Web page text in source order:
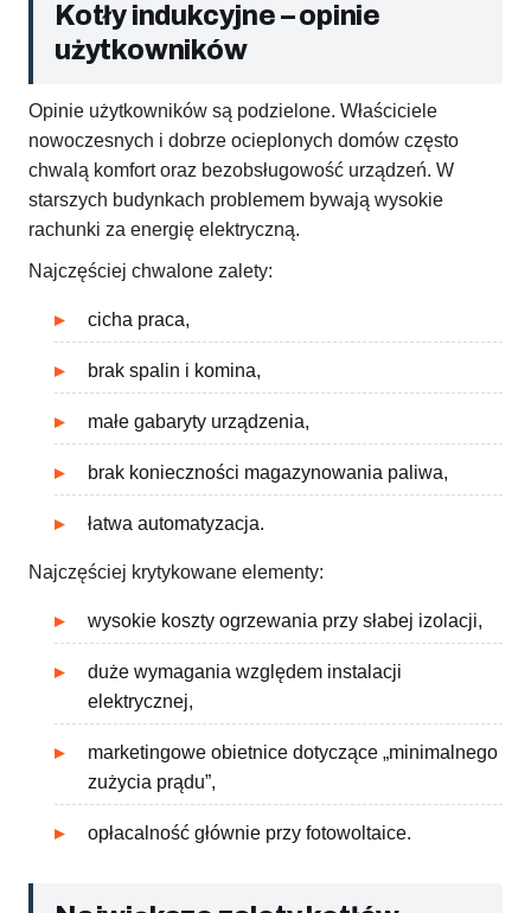
Kotły indukcyjne – opinie
użytkowników
Opinie użytkowników są podzielone. Właściciele
nowoczesnych i dobrze ocieplonych domów często
chwalą komfort oraz bezobsługowość urządzeń. W
starszych budynkach problemem bywają wysokie
rachunki za energię elektryczną.
Najczęściej chwalone zalety:
cicha praca,
brak spalin i komina,
małe gabaryty urządzenia,
brak konieczności magazynowania paliwa,
łatwa automatyzacja.
Najczęściej krytykowane elementy:
wysokie koszty ogrzewania przy słabej izolacji,
duże wymagania względem instalacji
elektrycznej,
marketingowe obietnice dotyczące „minimalnego
zużycia prądu”,
opłacalność głównie przy fotowoltaice.